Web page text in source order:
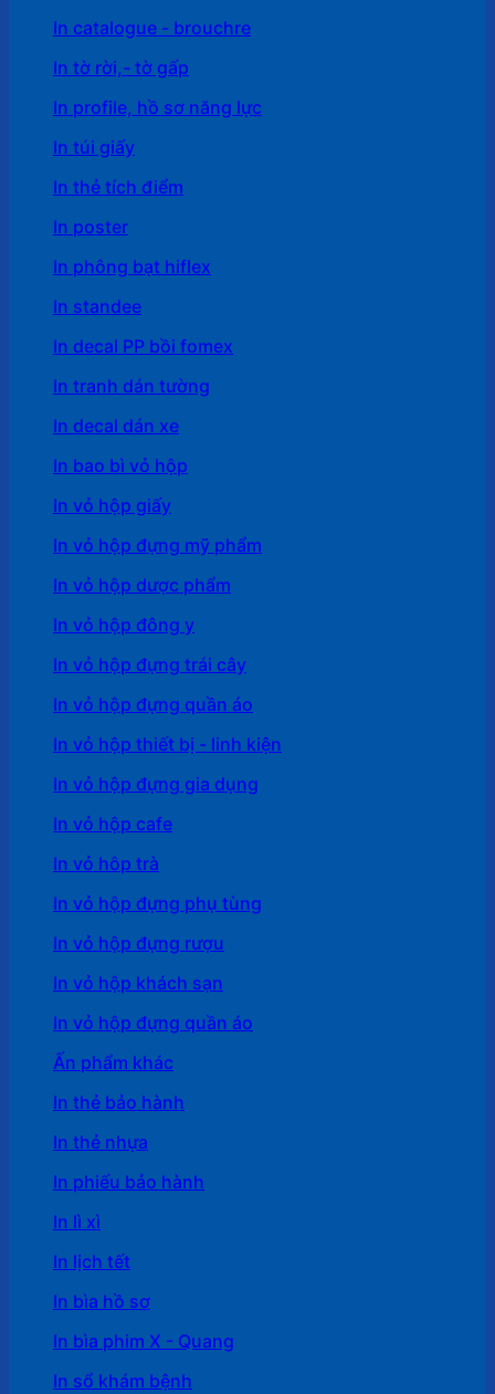
In catalogue - brouchre
In tờ rời,- tờ gấp
In profile, hồ sơ năng lực
In túi giấy
In thẻ tích điểm
In poster
In phông bạt hiflex
In standee
In decal PP bồi fomex
In tranh dán tường
In decal dán xe
In bao bì vỏ hộp
In vỏ hộp giấy
In vỏ hộp đựng mỹ phẩm
In vỏ hộp dược phẩm
In vỏ hộp đông y
In vỏ hộp đựng trái cây
In vỏ hộp đựng quần áo
In vỏ hộp thiết bị - linh kiện
In vỏ hộp đựng gia dụng
In vỏ hộp cafe
In vỏ hôp trà
In vỏ hộp đựng phụ tùng
In vỏ hộp đựng rượu
In vỏ hộp khách sạn
In vỏ hộp đựng quần áo
Ấn phẩm khác
In thẻ bảo hành
In thẻ nhựa
In phiếu bảo hành
In lì xì
In lịch tết
In bìa hồ sơ
In bìa phim X - Quang
In sổ khám bệnh